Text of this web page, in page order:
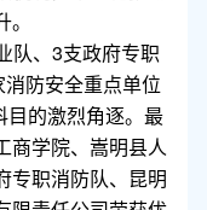
队、3支政府专职
防安全重点单位
目的激烈角逐。最
商学院、嵩明县人
专职消防队、昆明